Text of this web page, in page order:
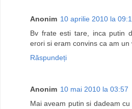
Anonim 10 aprilie 2010 la
Bv frate esti tare, inca putin
erori si eram convins ca am un
Răspundeți
Anonim 10 mai 2010 la 03:57
Mai aveam putin si dadeam